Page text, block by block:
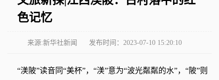
色记忆
来源:新华社新闻 发布时间：2023-07-10 15:20:10
“渼陂”读音同“美杯”，“渼”意为“波光粼粼的水”，“陂”则